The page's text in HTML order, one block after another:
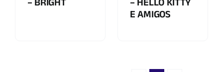
– BRIGHT
– HELLO KITTY
E AMIGOS